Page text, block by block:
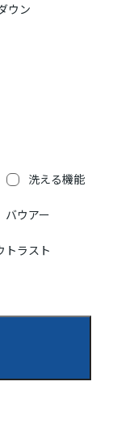
ウン
洗える機能
バウアー
トラスト